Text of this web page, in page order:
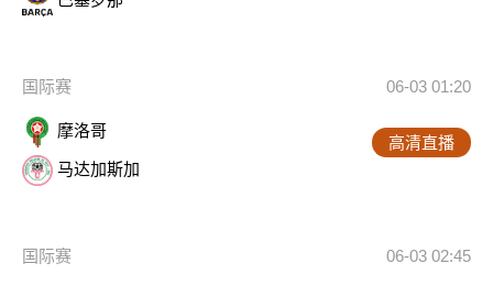
国际赛 06-03 01:20
摩洛哥
马达加斯加
高清直播
国际赛 06-03 02:45